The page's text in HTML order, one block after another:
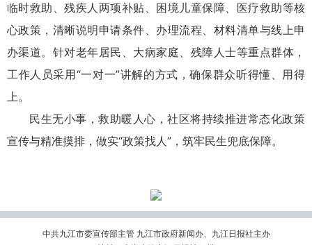
临时救助、残疾人两项补贴、困境儿童保障、医疗救助等核
心政策，清晰说明申请条件、办理流程、材料清单与线上申
办渠道。针对老年居民、大病家庭、残障人士等重点群体，
工作人员采用“一对一”讲解的方式，确保群众听得懂、用得
上。
民生无小事，救助暖人心，社区将持续推进常态化政策
宣传与精准摸排，做实“政策找人”，筑牢民生兜底保障。
中共九江市委宣传部主管 九江市政府新闻办、九江日报社主办